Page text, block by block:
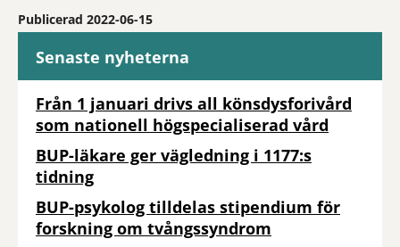
Publicerad 2022-06-15
Senaste nyheterna
Från 1 januari drivs all könsdysforivård
som nationell högspecialiserad vård
BUP-läkare ger vägledning i 1177:s
tidning
BUP-psykolog tilldelas stipendium för
forskning om tvångssyndrom